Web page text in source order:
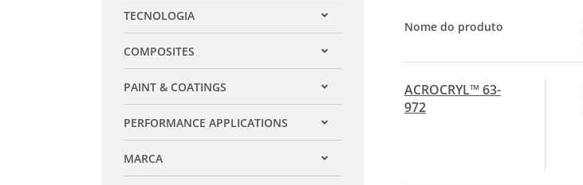
TECNOLOGIA
Expandir filtro
COMPOSITES
Expandir filtro
PAINT & COATINGS
Expandir filtro
PERFORMANCE APPLICATIONS
Expandir filtro
MARCA
Expandir filtro
Nome do produto
ACROCRYL™ 63-
972